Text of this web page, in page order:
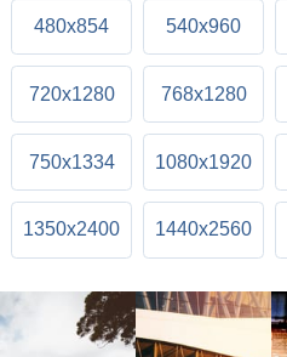
480x854 540x960
720x1280 768x1280
750x1334 1080x1920
1350x2400 1440x2560